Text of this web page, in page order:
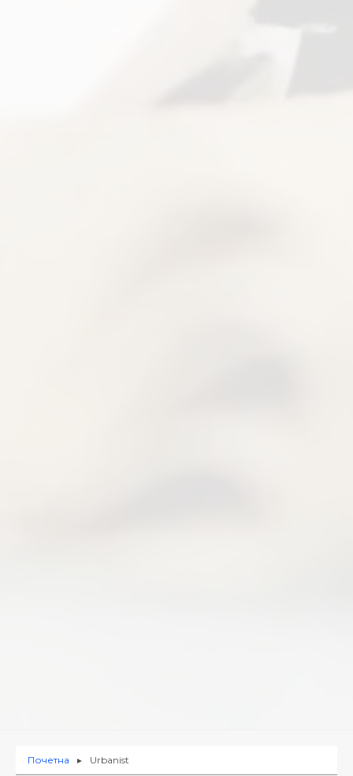
Почетна ► Urbanist